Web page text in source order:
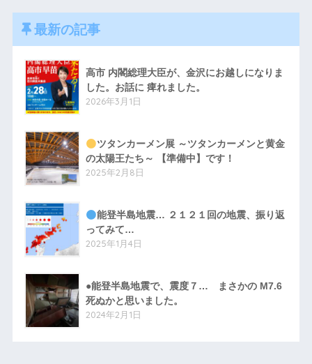
最新の記事
高市 内閣総理大臣が、金沢にお越しになりま
した。お話に 痺れました。
2026年3月1日
ツタンカーメン展 ～ツタンカーメンと黄金
の太陽王たち～ 【準備中】です！
2025年2月8日
能登半島地震… ２１２１回の地震、振り返
ってみて…
2025年1月4日
●能登半島地震で、震度７… まさかの M7.6
死ぬかと思いました。
2024年2月1日